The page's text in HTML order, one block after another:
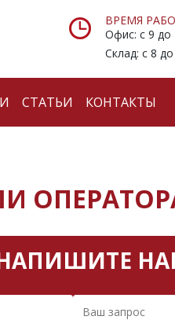
ВРЕМЯ
Офис: с 9 до
Склад: с 8
СТАТЬИ КОНТАКТЫ